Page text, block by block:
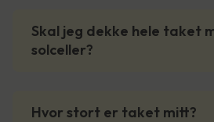
Skal jeg dekke hele taket
solceller?
Hvor stort er taket mitt?